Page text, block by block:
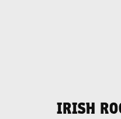
IRISH